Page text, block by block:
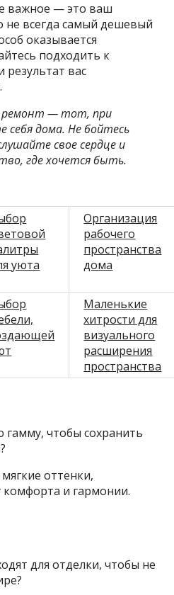
важное — это ваш
не всегда самый дешевый
оказывается
подходить к
результат вас
ремонт — тот, при
себя дома. Не бойтесь
свое сердце и
где хочется быть.
уюта
Организация
рабочего
пространства
дома
Маленькие
хитрости для
визуального
расширения
пространства
чтобы сохранить
оттенки,
и гармонии.
для отделки, чтобы не